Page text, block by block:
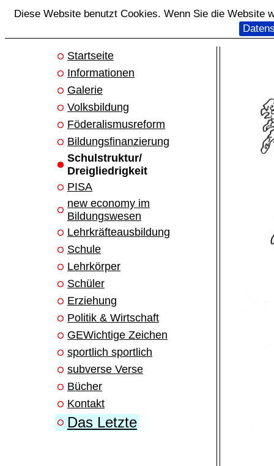
Diese Website benutzt Cookies. Wenn Sie die Website
Startseite
Informationen
Galerie
Volksbildung
Föderalismusreform
Bildungsfinanzierung
Schulstruktur/
Dreigliedrigkeit
PISA
new economy im
Bildungswesen
Lehrkräfteausbildung
Schule
Lehrkörper
Schüler
Erziehung
Politik & Wirtschaft
GEWichtige Zeichen
sportlich sportlich
subverse Verse
Bücher
Kontakt
Das Letzte